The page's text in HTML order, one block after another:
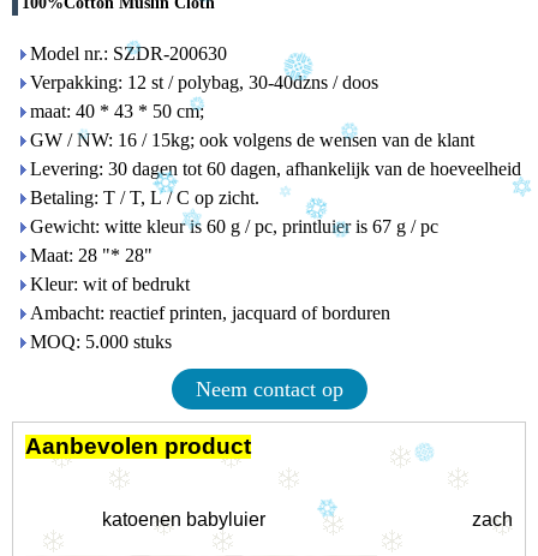
Model nr.: SZDR-200630
Verpakking: 12 st / polybag, 30-40dzns / doos
maat: 40 * 43 * 50 cm;
GW / NW: 16 / 15kg; ook volgens de wensen van de klant
Levering: 30 dagen tot 60 dagen, afhankelijk van de hoeveelheid
Betaling: T / T, L / C op zicht.
Gewicht: witte kleur is 60 g / pc, printluier is 67 g / pc
Maat: 28 "* 28"
Kleur: wit of bedrukt
Ambacht: reactief printen, jacquard of borduren
MOQ: 5.000 stuks
Neem contact op
Aanbevolen product
katoenen babyluier zachte